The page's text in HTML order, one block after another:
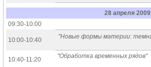
28 апреля 2009
09:30-10:00
10:00-10:40
"Новые формы материи:
10:40-11:20
"Обработка временных рядов"